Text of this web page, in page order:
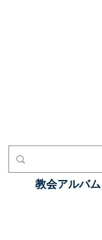
教会アルバム